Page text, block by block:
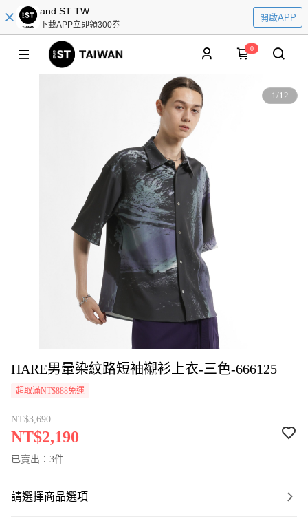
and ST TW
下載APP立即領300券
開啟APP
0
1/12
HARE男暈染紋路短袖襯衫上衣-三色-666125
超取滿NT$888免運
NT$3,690
NT$2,190
已賣出：3件
請選擇商品選項